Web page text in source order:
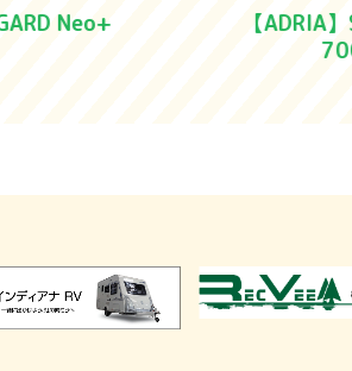
】SONIC PLUS
ADRIA
L（グラン